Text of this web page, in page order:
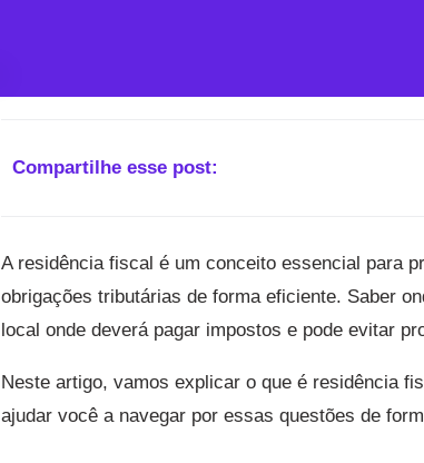
Compartilhe esse post:
A residência fiscal é um conceito essencial para
obrigações tributárias de forma eficiente. Saber
local onde deverá pagar impostos e pode evitar
Neste artigo, vamos explicar o que é residência
ajudar você a navegar por essas questões de